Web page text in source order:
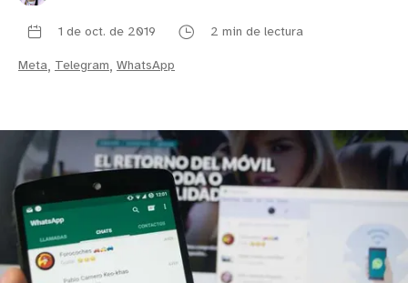
1 de oct. de 2019 2 min de lectura
Meta, Telegram, WhatsApp